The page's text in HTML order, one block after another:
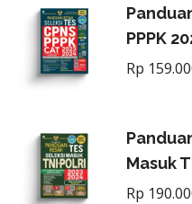
PPPK
Rp
Masuk
Rp